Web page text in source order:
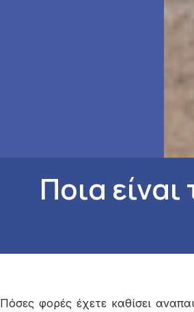
Ποια
Πόσες φορές έχετε καθίσει